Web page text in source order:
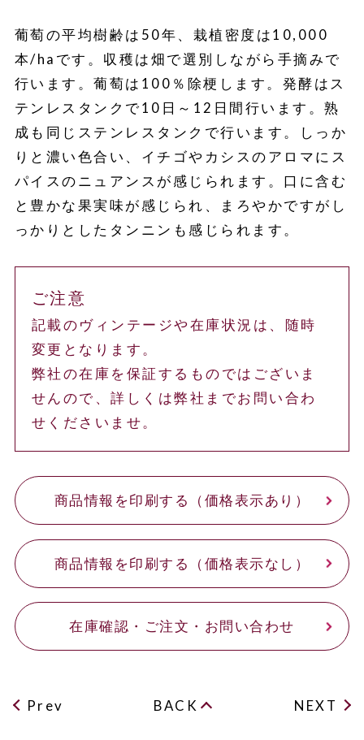
葡萄の平均樹齢は50年、栽植密度は10,000
本/haです。収穫は畑で選別しながら手摘みで
行います。葡萄は100％除梗します。発酵はス
テンレスタンクで10日～12日間行います。熟
成も同じステンレスタンクで行います。しっか
りと濃い色合い、イチゴやカシスのアロマにス
パイスのニュアンスが感じられます。口に含む
と豊かな果実味が感じられ、まろやかですがし
っかりとしたタンニンも感じられます。
ご注意
記載のヴィンテージや在庫状況は、随時
変更となります。
弊社の在庫を保証するものではございま
せんので、詳しくは弊社までお問い合わ
せくださいませ。
商品情報を印刷する（価格表示あり）
商品情報を印刷する（価格表示なし）
在庫確認・ご注文・お問い合わせ
Prev BACK NEXT